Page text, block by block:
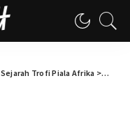
Sejarah Trofi Piala Afrika > trofi